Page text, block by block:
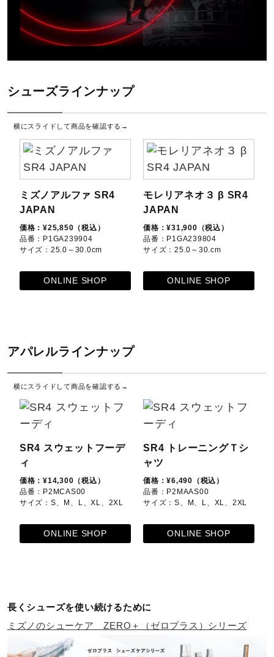
約180g（22.0cm片方）
インソール
ゼログライドカップインソール（取り外し可）
シューズ幅
■シューズサイズの計測方法はこちら
発売シーズン
2023年秋冬
シューズラインナップ
横にスライドして商品を確認する→
ミズノアルファ SR4
JAPAN
価格：¥25,850（税込）
品番：P1GA239904
サイズ：25.0～30.0cm
ONLINE SHOP
モレリアネオ３ β SR4
JAPAN
価格：¥31,900（税込）
品番：P1GA239804
サイズ：25.0～30.cm
ONLINE SHOP
アパレルラインナップ
横にスライドして商品を確認する→
SR4 スウェットフーデ
ィ
価格：¥14,300（税込）
品番：P2MCAS00
サイズ：S、M、L、XL、2XL
ONLINE SHOP
SR4 トレーニングＴシ
ャツ
価格：¥6,490（税込）
品番：P2MAAS00
サイズ：S、M、L、XL、2XL
ONLINE SHOP
長くシューズを使い続けるために
ミズノのシューケア ZERO＋（ゼロプラス）シリーズ